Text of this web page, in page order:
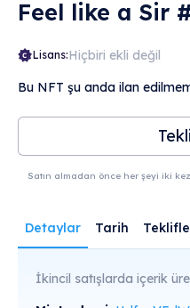
Feel like a Sir
Lisans:Hiçbiri ekli değil
Bu NFT şu anda ilan
Satın almadan önce her şeyi iki
Detaylar Tarih
İkincil satışlarda içerik